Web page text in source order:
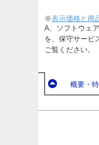
※表示価格と商
A、ソフトウェ
を、保守サービ
ご覧ください。
概要・